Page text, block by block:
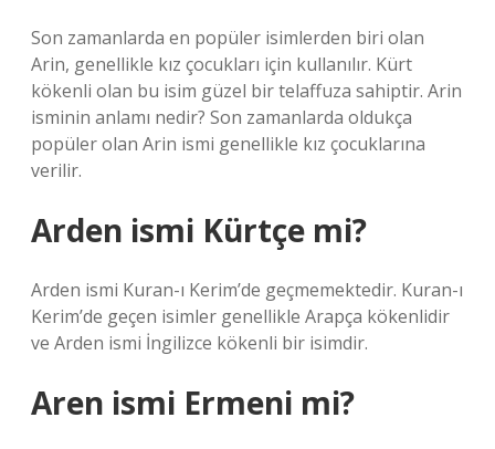
Son zamanlarda en popüler isimlerden biri olan
Arin, genellikle kız çocukları için kullanılır. Kürt
kökenli olan bu isim güzel bir telaffuza sahiptir. Arin
isminin anlamı nedir? Son zamanlarda oldukça
popüler olan Arin ismi genellikle kız çocuklarına
verilir.
Arden ismi Kürtçe mi?
Arden ismi Kuran-ı Kerim’de geçmemektedir. Kuran-ı
Kerim’de geçen isimler genellikle Arapça kökenlidir
ve Arden ismi İngilizce kökenli bir isimdir.
Aren ismi Ermeni mi?